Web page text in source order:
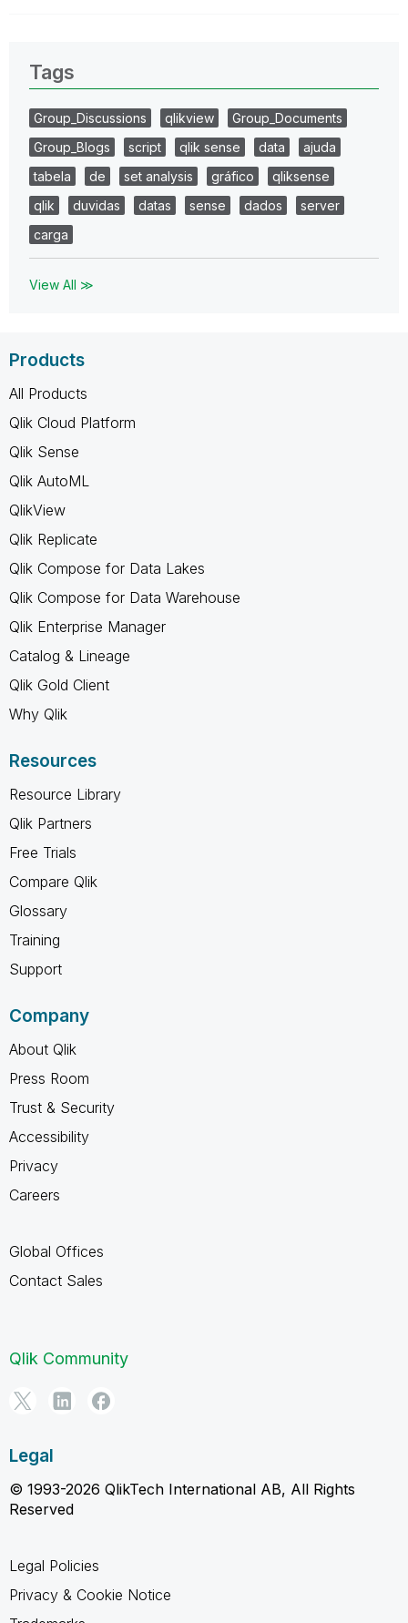
Tags
Group_Discussions qlikview
Group_Documents
Group_Blogs
script qlik sense data
ajuda
tabela
de set analysis gráfico
qliksense
qlik
duvidas datas sense dados
server
carga
View All ≫
Products
All Products
Qlik Cloud Platform
Qlik Sense
Qlik AutoML
QlikView
Qlik Replicate
Qlik Compose for Data Lakes
Qlik Compose for Data Warehouse
Qlik Enterprise Manager
Catalog & Lineage
Qlik Gold Client
Why Qlik
Resources
Resource Library
Qlik Partners
Free Trials
Compare Qlik
Glossary
Training
Support
Company
About Qlik
Press Room
Trust & Security
Accessibility
Privacy
Careers
Global Offices
Contact Sales
Qlik Community
Legal
© 1993-2026 QlikTech International AB, All Rights
Reserved
Legal Policies
Privacy & Cookie Notice